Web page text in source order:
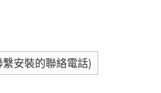
安裝的聯絡電話)